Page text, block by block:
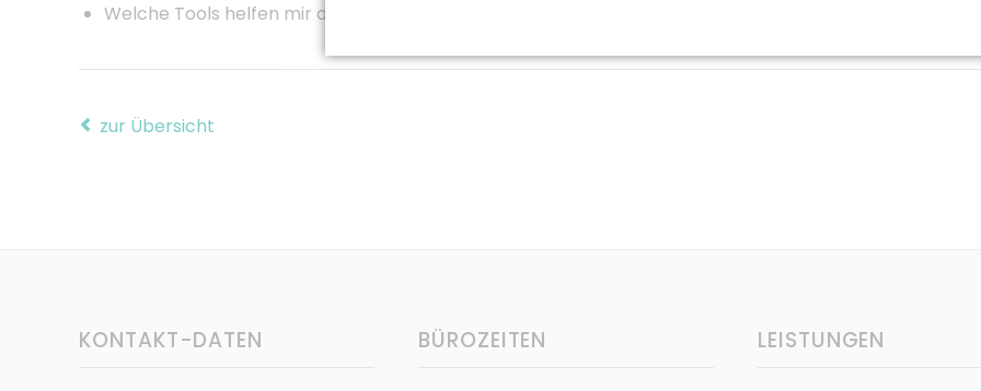
Welche Tools helfen mir dabei?
zur Übersicht
KONTAKT-DATEN BÜROZEITEN LEISTUNGEN